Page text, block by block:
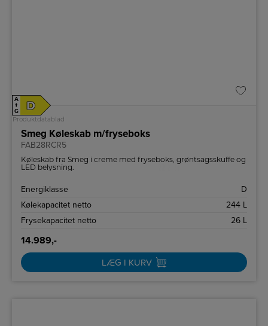
A
↑
G
D
Produktdatablad
Smeg Køleskab m/fryseboks
FAB28RCR5
Køleskab fra Smeg i creme med fryseboks, grøntsagsskuffe og
LED belysning.
Energiklasse
D
Kølekapacitet netto
244 L
Frysekapacitet netto
26 L
14.989,-
LÆG I KURV